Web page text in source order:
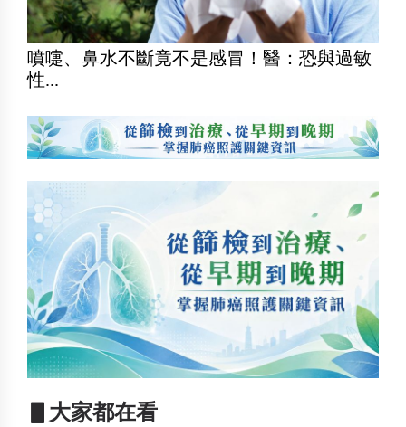
噴嚏、鼻水不斷竟不是感冒！醫：恐與過敏
性...
▋大家都在看